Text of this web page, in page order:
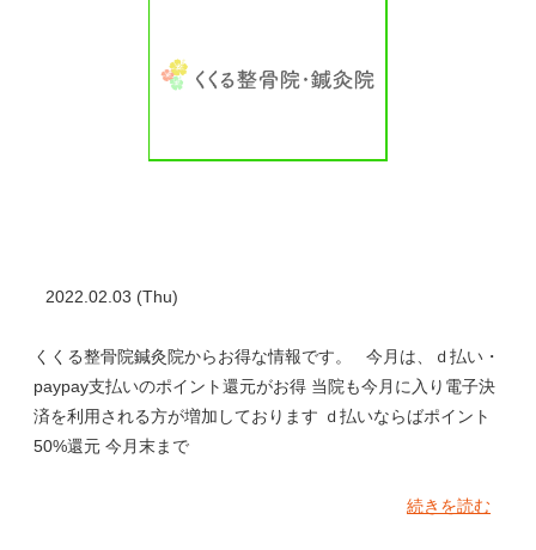
2022.02.03 (Thu)
くくる整骨院鍼灸院からお得な情報です。 今月は、ｄ払い・
paypay支払いのポイント還元がお得 当院も今月に入り電子決
済を利用される方が増加しております ｄ払いならばポイント
50%還元 今月末まで
続きを読む